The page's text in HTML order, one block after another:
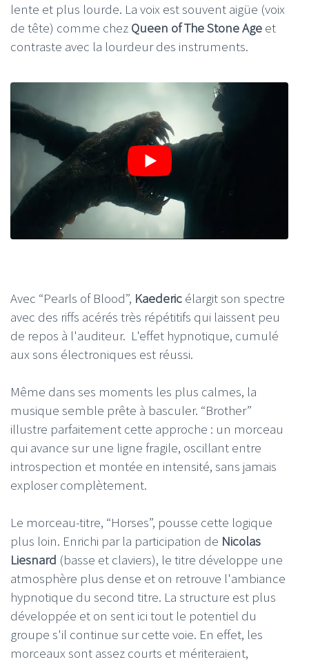
lente et plus lourde. La voix est souvent aigüe (voix
de tête) comme chez Queen of The Stone Age et
contraste avec la lourdeur des instruments.
Avec “Pearls of Blood”, Kaederic élargit son spectre
avec des riffs acérés très répétitifs qui laissent peu
de repos à l'auditeur. L'effet hypnotique, cumulé
aux sons électroniques est réussi.
Même dans ses moments les plus calmes, la
musique semble prête à basculer. “Brother”
illustre parfaitement cette approche : un morceau
qui avance sur une ligne fragile, oscillant entre
introspection et montée en intensité, sans jamais
exploser complètement.
Le morceau-titre, “Horses”, pousse cette logique
plus loin. Enrichi par la participation de Nicolas
Liesnard (basse et claviers), le titre développe une
atmosphère plus dense et on retrouve l'ambiance
hypnotique du second titre. La structure est plus
développée et on sent ici tout le potentiel du
groupe s'il continue sur cette voie. En effet, les
morceaux sont assez courts et mériteraient,